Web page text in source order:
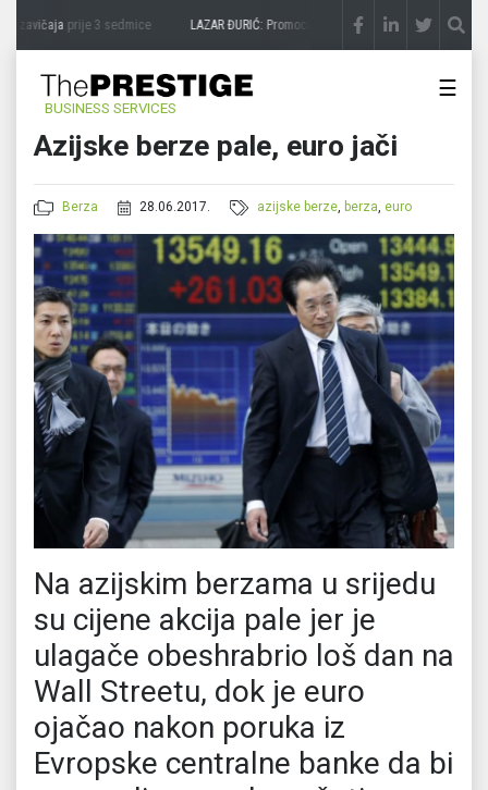
zavičajaprije 3 sedmice LAZAR ĐURIĆ: Promocija potencijal pretvara u destinaciju
BUSINESS SERVICES
☰
Azijske berze pale, euro jači
Berza 28.06.2017. azijske berze, berza, euro
Na azijskim berzama u srijedu
su cijene akcija pale jer je
ulagače obeshrabrio loš dan na
Wall Streetu, dok je euro
ojačao nakon poruka iz
Evropske centralne banke da bi